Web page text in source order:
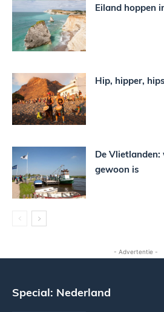
Eiland hoppen
Hip, hipper,
De
gewoon is
- Advertentie -
Special: Nederland